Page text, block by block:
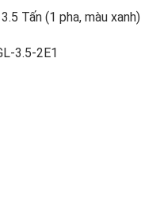
Tấn (1 pha, màu xanh)
3.5-2E1